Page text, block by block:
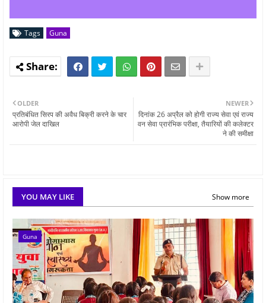
Tags Guna
NEWER
दिनांक 26 अप्रैल को होगी राज्य सेवा एवं राज्य
वन सेवा प्रारंभिक परीक्षा, तैयारियों की कलेक्टर
ने की समीक्षा
OLDER
प्रतिबंधित सिरप की अवैध बिक्री करने के चार
आरोपी जेल दाखिल
YOU MAY LIKE Show more
Guna